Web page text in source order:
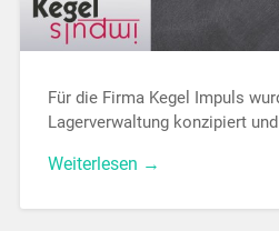
Für die Firma Kegel Impuls
Lagerverwaltung konzipiert
Weiterlesen →